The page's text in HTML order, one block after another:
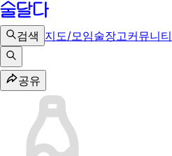
검색 지도/모임술장고커뮤니티
공유